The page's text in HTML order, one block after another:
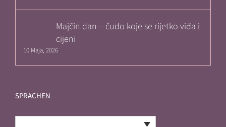
Majčin dan – čudo koje se rijetko viđa i
cijeni
10 Maja, 2026
SPRACHEN